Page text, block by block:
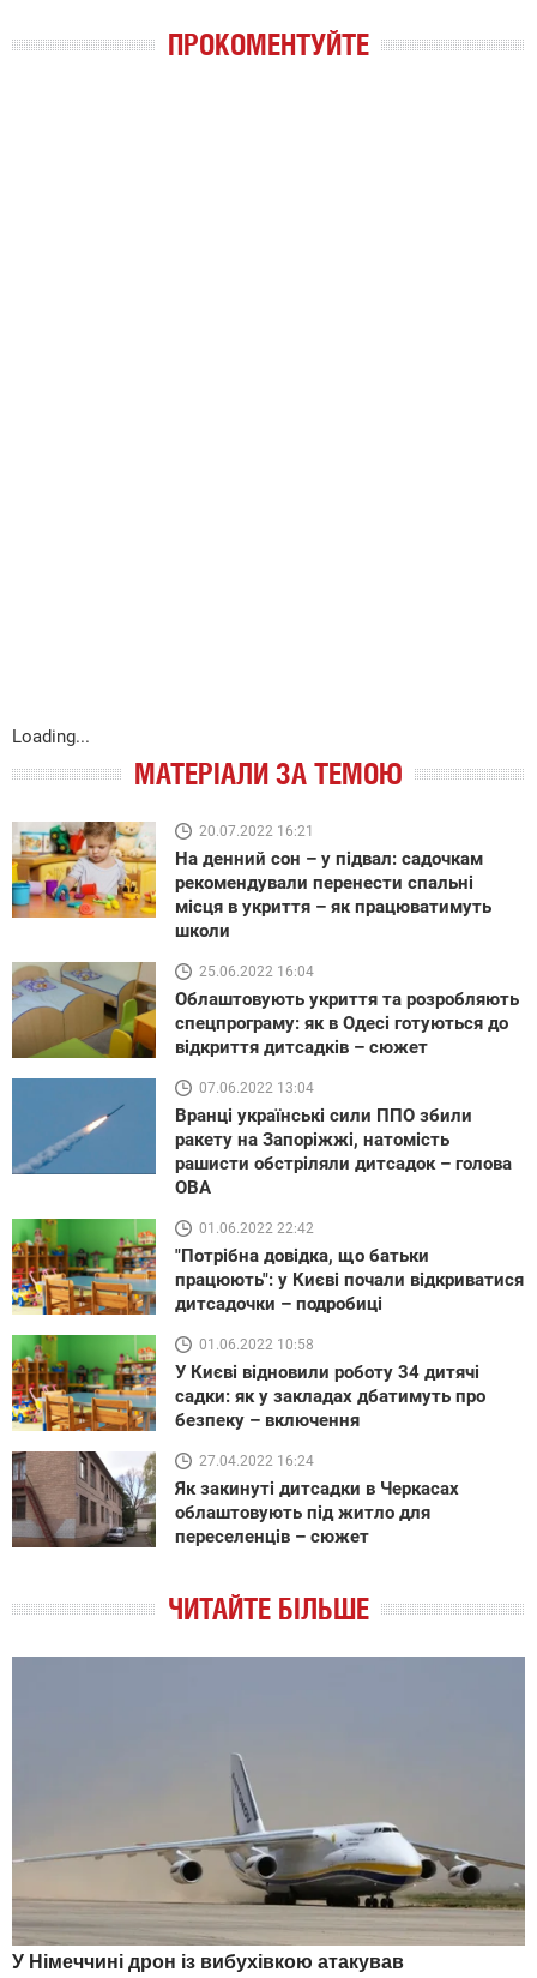
ПРОКОМЕНТУЙТЕ
Loading...
МАТЕРІАЛИ ЗА ТЕМОЮ
20.07.2022 16:21
На денний сон – у підвал: садочкам
рекомендували перенести спальні
місця в укриття – як працюватимуть
школи
25.06.2022 16:04
Облаштовують укриття та розробляють
спецпрограму: як в Одесі готуються до
відкриття дитсадків – сюжет
07.06.2022 13:04
Вранці українські сили ППО збили
ракету на Запоріжжі, натомість
рашисти обстріляли дитсадок – голова
ОВА
01.06.2022 22:42
"Потрібна довідка, що батьки
працюють": у Києві почали відкриватися
дитсадочки – подробиці
01.06.2022 10:58
У Києві відновили роботу 34 дитячі
садки: як у закладах дбатимуть про
безпеку – включення
27.04.2022 16:24
Як закинуті дитсадки в Черкасах
облаштовують під житло для
переселенців – сюжет
ЧИТАЙТЕ БІЛЬШЕ